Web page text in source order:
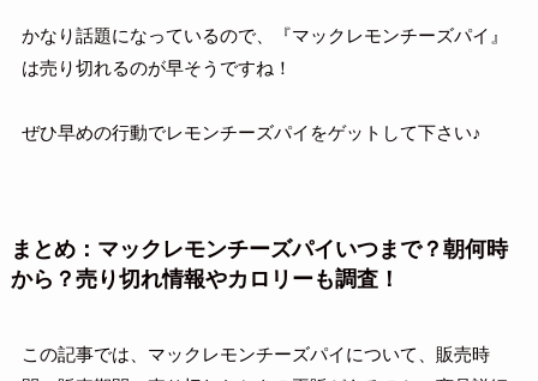
かなり話題になっているので、『マックレモンチーズパイ』
は売り切れるのが早そうですね！
ぜひ早めの行動でレモンチーズパイをゲットして下さい♪
まとめ：マックレモンチーズパイいつまで？朝何時
から？売り切れ情報やカロリーも調査！
この記事では、マックレモンチーズパイについて、販売時